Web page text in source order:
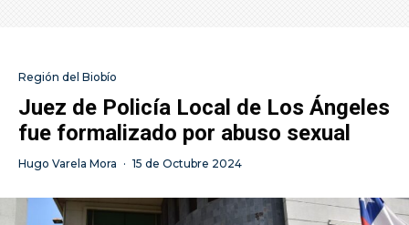
Región del Biobío
Juez de Policía Local de Los Ángeles
fue formalizado por abuso sexual
Hugo Varela Mora · 15 de Octubre 2024